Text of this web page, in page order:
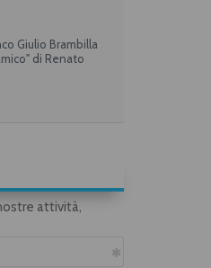
Giulio Brambilla
di Renato
attività,